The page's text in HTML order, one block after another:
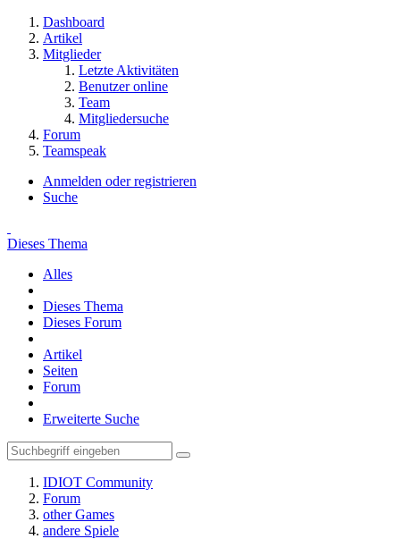
Dashboard
Artikel
Mitglieder
Letzte Aktivitäten
Benutzer online
Team
Mitgliedersuche
Forum
Teamspeak
Anmelden oder registrieren
Suche
Dieses Thema
Alles
Dieses Thema
Dieses Forum
Artikel
Seiten
Forum
Erweiterte Suche
IDIOT Community
Forum
other Games
andere Spiele